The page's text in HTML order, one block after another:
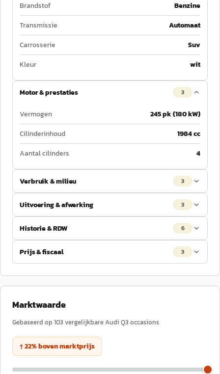
Brandstof
Benzine
Transmissie
Automaat
Carrosserie
Suv
Kleur
wit
Motor & prestaties 3
Vermogen
245 pk (180 kW)
Cilinderinhoud
1984 cc
Aantal cilinders
4
Verbruik & milieu 3
Uitvoering & afwerking 3
Historie & RDW 6
Prijs & fiscaal 3
Marktwaarde
Gebaseerd op 103 vergelijkbareAudi Q3 occasions
↑22%bovenmarktprijs